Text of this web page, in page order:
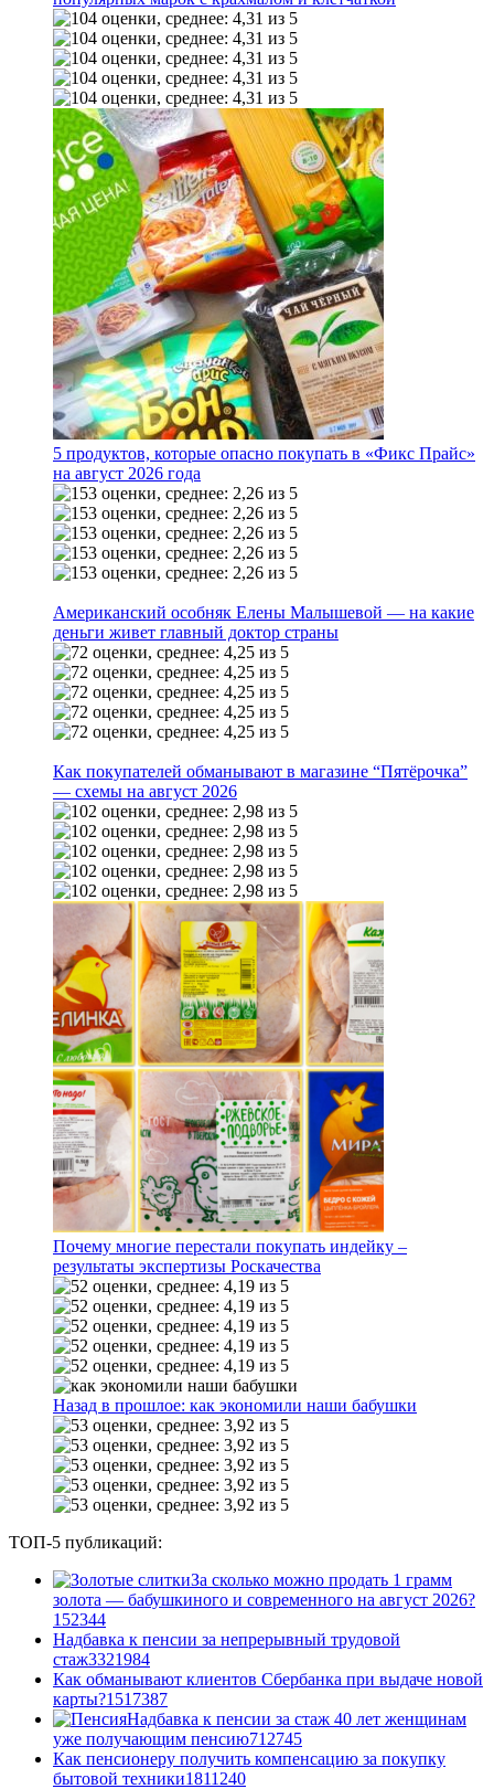
5 продуктов, которые опасно покупать в «Фикс Прайс»
на август 2026 года
Американский особняк Елены Малышевой — на какие
деньги живет главный доктор страны
Как покупателей обманывают в магазине “Пятёрочка”
— схемы на август 2026
Почему многие перестали покупать индейку –
результаты экспертизы Роскачества
Назад в прошлое: как экономили наши бабушки
ТОП-5 публикаций:
За сколько можно продать 1 грамм
золота — бабушкиного и современного на август 2026?
1 52344
Надбавка к пенсии за непрерывный трудовой
стаж3321984
Как обманывают клиентов Сбербанка при выдаче новой
карты?1517387
Надбавка к пенсии за стаж 40 лет женщинам
уже получающим пенсию712745
Как пенсионеру получить компенсацию за покупку
бытовой техники1811240